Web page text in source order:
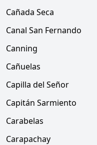
Cañada Seca
Canal San Fernando
Canning
Cañuelas
Capilla del Señor
Capitán Sarmiento
Carabelas
Carapachay